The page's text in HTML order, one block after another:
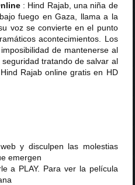
: Hind Rajab, una niña de
fuego en Gaza, llama a la
voz se convierte en el punto
acontecimientos. Los
de mantenerse al
tratando de salvar al
Rajab online gratis en HD
y disculpen las molestias
emergen
a PLAY. Para ver la película